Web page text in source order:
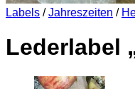
Labels / Jahreszeiten /
Lederlabel